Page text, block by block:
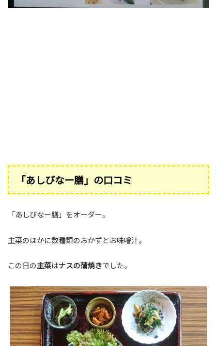
「あしびなー膳」の口コミ
「あしびなー膳」をオーダー。
主菜のほかに数種類のおかずとお味噌汁。
この日の主菜はナスの蒲焼きでした。